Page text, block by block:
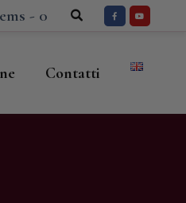
- 0
Contatti